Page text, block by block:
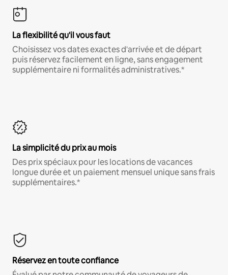
La flexibilité qu'il vous faut
Choisissez vos dates exactes d'arrivée et de départ
puis réservez facilement en ligne, sans engagement
supplémentaire ni formalités administratives.*
La simplicité du prix au mois
Des prix spéciaux pour les locations de vacances
longue durée et un paiement mensuel unique sans frais
supplémentaires.*
Réservez en toute confiance